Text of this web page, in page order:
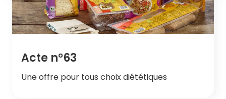
Acte n°63
Une offre pour tous choix diététiques